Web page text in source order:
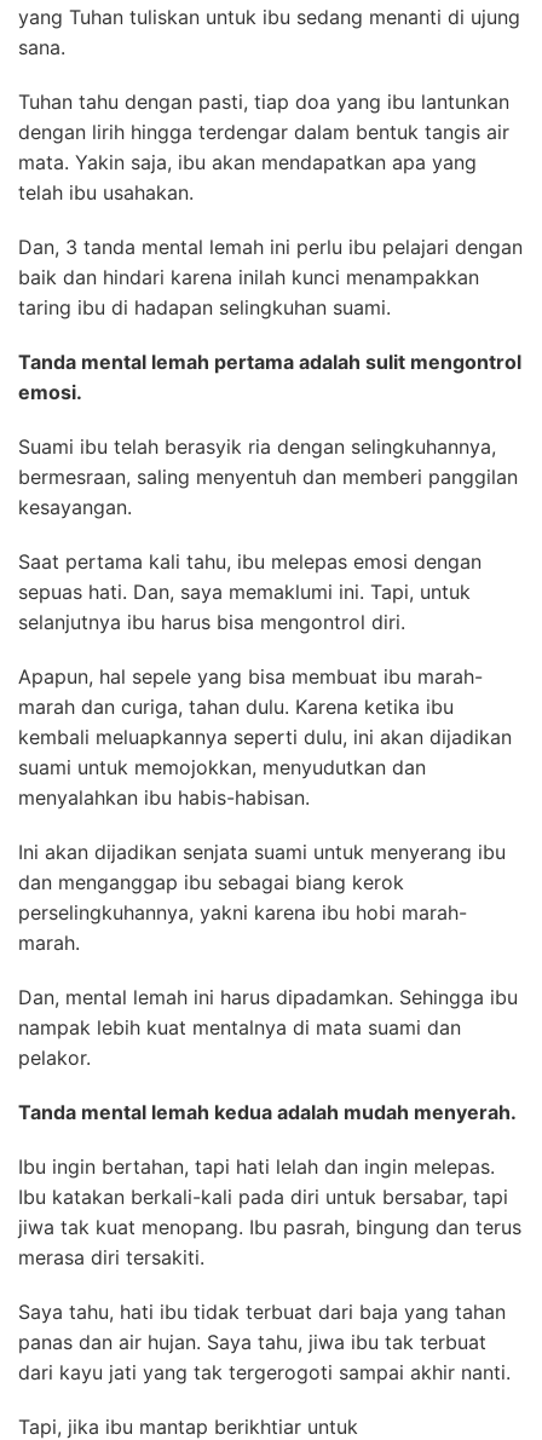
yang Tuhan tuliskan untuk ibu sedang menanti di ujung
sana.
Tuhan tahu dengan pasti, tiap doa yang ibu lantunkan
dengan lirih hingga terdengar dalam bentuk tangis air
mata. Yakin saja, ibu akan mendapatkan apa yang
telah ibu usahakan.
Dan, 3 tanda mental lemah ini perlu ibu pelajari dengan
baik dan hindari karena inilah kunci menampakkan
taring ibu di hadapan selingkuhan suami.
Tanda mental lemah pertama adalah sulit mengontrol
emosi.
Suami ibu telah berasyik ria dengan selingkuhannya,
bermesraan, saling menyentuh dan memberi panggilan
kesayangan.
Saat pertama kali tahu, ibu melepas emosi dengan
sepuas hati. Dan, saya memaklumi ini. Tapi, untuk
selanjutnya ibu harus bisa mengontrol diri.
Apapun, hal sepele yang bisa membuat ibu marah-
marah dan curiga, tahan dulu. Karena ketika ibu
kembali meluapkannya seperti dulu, ini akan dijadikan
suami untuk memojokkan, menyudutkan dan
menyalahkan ibu habis-habisan.
Ini akan dijadikan senjata suami untuk menyerang ibu
dan menganggap ibu sebagai biang kerok
perselingkuhannya, yakni karena ibu hobi marah-
marah.
Dan, mental lemah ini harus dipadamkan. Sehingga ibu
nampak lebih kuat mentalnya di mata suami dan
pelakor.
Tanda mental lemah kedua adalah mudah menyerah.
Ibu ingin bertahan, tapi hati lelah dan ingin melepas.
Ibu katakan berkali-kali pada diri untuk bersabar, tapi
jiwa tak kuat menopang. Ibu pasrah, bingung dan terus
merasa diri tersakiti.
Saya tahu, hati ibu tidak terbuat dari baja yang tahan
panas dan air hujan. Saya tahu, jiwa ibu tak terbuat
dari kayu jati yang tak tergerogoti sampai akhir nanti.
Tapi, jika ibu mantap berikhtiar untuk